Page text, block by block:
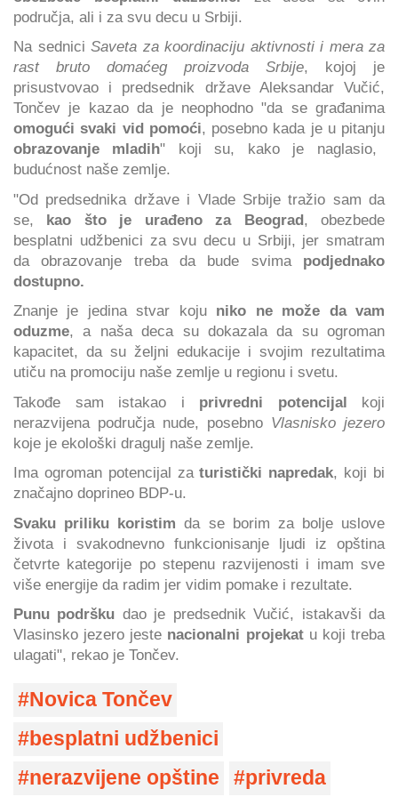
područja, ali i za svu decu u Srbiji.
Na sednici Saveta za koordinaciju aktivnosti i mera za
rast bruto domaćeg proizvoda Srbije, kojoj je
prisustvovao i predsednik države Aleksandar Vučić,
Tončev je kazao da je neophodno "da se građanima
omogući svaki vid pomoći, posebno kada je u pitanju
obrazovanje mladih" koji su, kako je naglasio,
budućnost naše zemlje.
"Od predsednika države i Vlade Srbije tražio sam da
se, kao što je urađeno za Beograd, obezbede
besplatni udžbenici za svu decu u Srbiji, jer smatram
da obrazovanje treba da bude svima podjednako
dostupno.
Znanje je jedina stvar koju niko ne može da vam
oduzme, a naša deca su dokazala da su ogroman
kapacitet, da su željni edukacije i svojim rezultatima
utiču na promociju naše zemlje u regionu i svetu.
Takođe sam istakao i privredni potencijal koji
nerazvijena područja nude, posebno Vlasnisko jezero
koje je ekološki dragulj naše zemlje.
Ima ogroman potencijal zaturistički napredak, koji bi
značajno doprineo BDP-u.
Svaku priliku koristimda se borim za bolje uslove
života i svakodnevno funkcionisanje ljudi iz opština
četvrte kategorije po stepenu razvijenosti i imam sve
više energije da radim jer vidim pomake i rezultate.
Punu podršku dao je predsednik Vučić, istakavši da
Vlasinsko jezero jeste nacionalni projekatu koji treba
ulagati", rekao je Tončev.
Novica Tončev
besplatni udžbenici
nerazvijene opštine
privreda